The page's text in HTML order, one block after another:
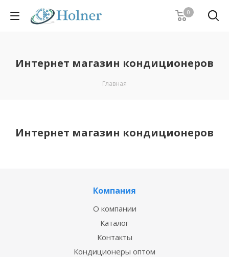
0
Интернет магазин кондиционеров
Главная
Интернет магазин кондиционеров
Компания
О компании
Каталог
Контакты
Кондиционеры оптом